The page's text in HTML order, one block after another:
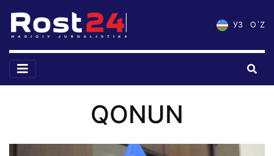
УЗ O`Z
QONUN